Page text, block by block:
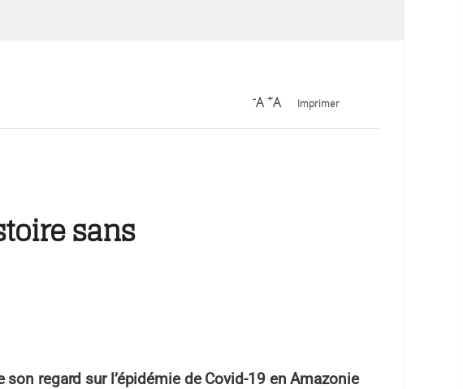
-A +A Imprimer
sans
regard sur l’épidémie de Covid-19 en Amazonie